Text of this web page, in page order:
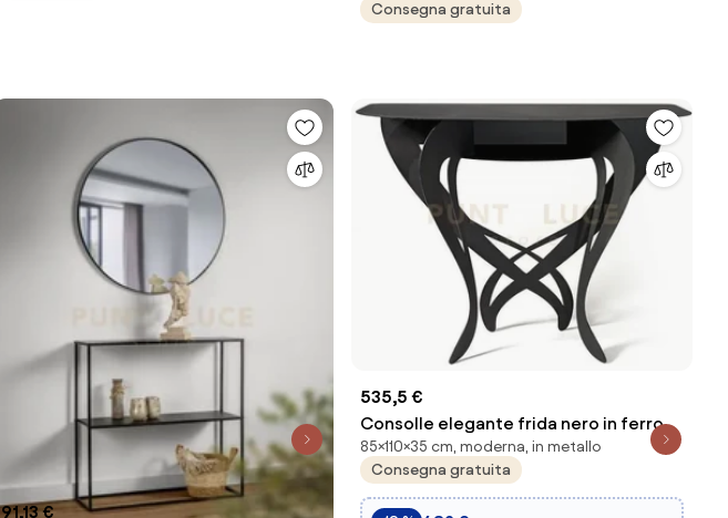
Consegna gratuita
91,13 €
535,5 €
Consolle elegante frida nero in ferro
110x35x85cmh
85×110×35 cm, moderna, in metallo
Consegna gratuita